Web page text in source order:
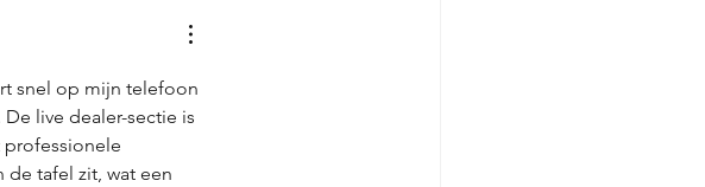
ketting?
snel op mijn telefoon
live dealer-sectie is
de tafel zit, wat een